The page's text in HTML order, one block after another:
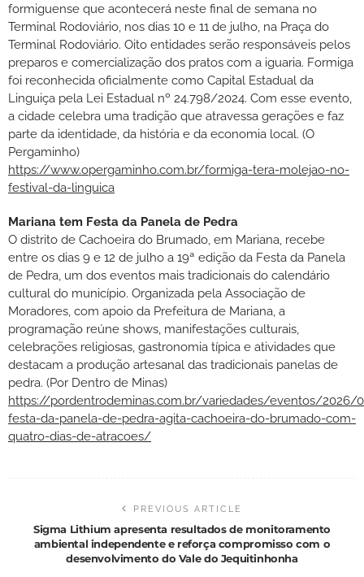
formiguense que acontecerá neste final de semana no
Terminal Rodoviário, nos dias 10 e 11 de julho, na Praça do
Terminal Rodoviário. Oito entidades serão responsáveis pelos
preparos e comercialização dos pratos com a iguaria. Formiga
foi reconhecida oficialmente como Capital Estadual da
Linguiça pela Lei Estadual nº 24.798/2024. Com esse evento,
a cidade celebra uma tradição que atravessa gerações e faz
parte da identidade, da história e da economia local. (O
Pergaminho)
https://www.opergaminho.com.br/formiga-tera-molejao-no-
festival-da-linguica
Mariana tem Festa da Panela de Pedra
O distrito de Cachoeira do Brumado, em Mariana, recebe
entre os dias 9 e 12 de julho a 19ª edição da Festa da Panela
de Pedra, um dos eventos mais tradicionais do calendário
cultural do município. Organizada pela Associação de
Moradores, com apoio da Prefeitura de Mariana, a
programação reúne shows, manifestações culturais,
celebrações religiosas, gastronomia típica e atividades que
destacam a produção artesanal das tradicionais panelas de
pedra. (Por Dentro de Minas)
https://pordentrodeminas.com.br/variedades/eventos/2026/
festa-da-panela-de-pedra-agita-cachoeira-do-brumado-com-
quatro-dias-de-atracoes/
PREVIOUS ARTICLE
Sigma Lithium apresenta resultados de monitoramento
ambiental independente e reforça compromisso com o
desenvolvimento do Vale do Jequitinhonha